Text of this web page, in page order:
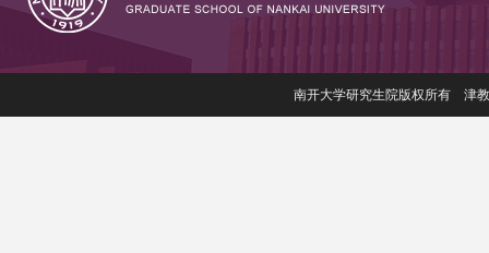
南开大学研究生院版权所有 津